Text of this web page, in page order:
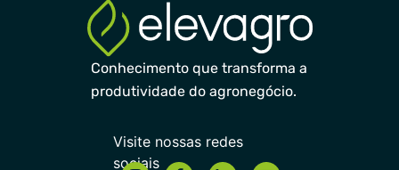
Conhecimento que transforma a
produtividade do agronegócio.